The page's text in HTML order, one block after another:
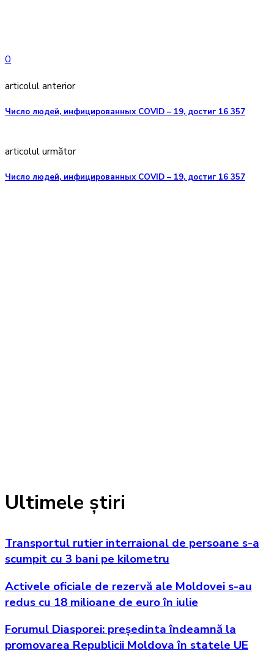
0
articolul anterior
Число людей, инфицированных COVID – 19, достиг 16 357
articolul următor
Число людей, инфицированных COVID – 19, достиг 16 357
Ultimele știri
Transportul rutier interraional de persoane s-a
scumpit cu 3 bani pe kilometru
Activele oficiale de rezervă ale Moldovei s-au
redus cu 18 milioane de euro în iulie
Forumul Diasporei: președinta îndeamnă la
promovarea Republicii Moldova în statele UE